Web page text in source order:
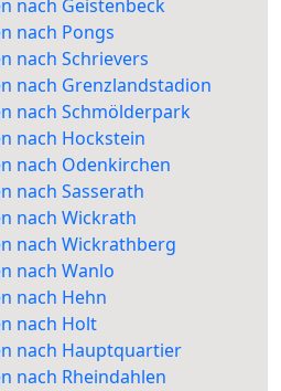
nach Geistenbeck
nach Pongs
nach Schrievers
nach Grenzlandstadion
nach Schmölderpark
nach Hockstein
nach Odenkirchen
nach Sasserath
nach Wickrath
nach Wickrathberg
nach Wanlo
nach Hehn
nach Holt
nach Hauptquartier
nach Rheindahlen